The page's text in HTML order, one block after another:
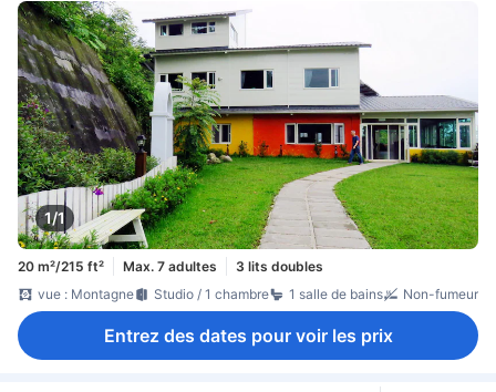
1/1
20 m²/215 ft² Max. 7 adultes
3 lits doubles
vue : Montagne
Studio / 1 chambre 1 salle de bains Non-fumeur
Entrez des dates pour voir les prix